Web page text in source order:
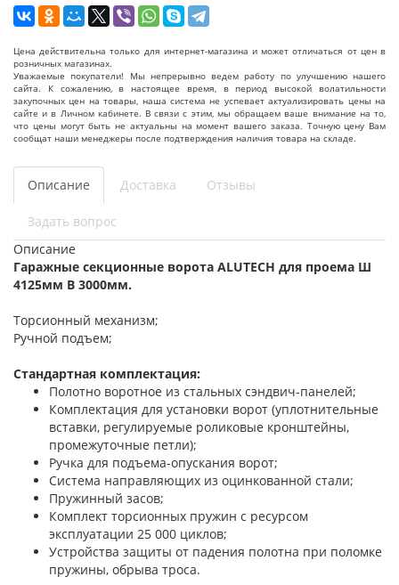
Цена действительна только для интернет-магазина и может отличаться от цен в
розничных магазинах.
Уважаемые покупатели! Мы непрерывно ведем работу по улучшению нашего
сайта. К сожалению, в настоящее время, в период высокой волатильности
закупочных цен на товары, наша система не успевает актуализировать цены на
сайте и в Личном кабинете. В связи с этим, мы обращаем ваше внимание на то,
что цены могут быть не актуальны на момент вашего заказа. Точную цену Вам
сообщат наши менеджеры после подтверждения наличия товара на складе.
Описание Доставка Отзывы
Задать вопрос
Описание
Гаражные секционные ворота ALUTECH для проема Ш
4125мм В 3000мм.
Торсионный механизм;
Ручной подъем;
Стандартная комплектация:
Полотно воротное из стальных сэндвич-панелей;
Комплектация для установки ворот (уплотнительные
вставки, регулируемые роликовые кронштейны,
промежуточные петли);
Ручка для подъема-опускания ворот;
Система направляющих из оцинкованной стали;
Пружинный засов;
Комплект торсионных пружин с ресурсом
эксплуатации 25 000 циклов;
Устройства защиты от падения полотна при поломке
пружины, обрыва троса.